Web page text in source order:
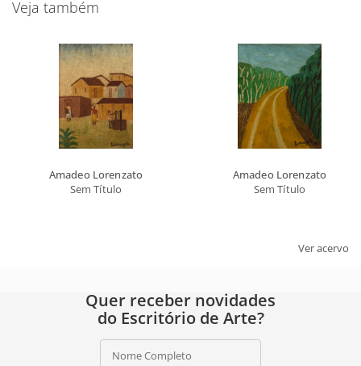
Veja também
Amadeo Lorenzato
Sem Título
Amadeo Lorenzato
Sem Título
Ver acervo
Nome Completo
Email
Quer receber novidades
do Escritório de Arte?
Nome Completo